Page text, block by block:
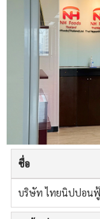
ชื่อ
บริษัท ไทยนิปปอนฟู้